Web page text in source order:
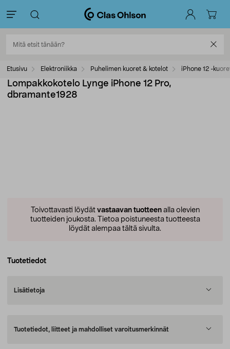
Etusivu Elektroniikka Puhelimen kuoret & kotelot iPhone 12 -
Lompakkokotelo Lynge iPhone 12 Pro,
dbramante1928
Toivottavasti löydät vastaavan tuotteenalla olevien
tuotteiden joukosta. Tietoa poistuneesta tuotteesta
löydät alempaa tältä sivulta.
Tuotetiedot
Lisätietoja
Tuotetiedot, liitteet ja mahdolliset varoitusmerkinnät